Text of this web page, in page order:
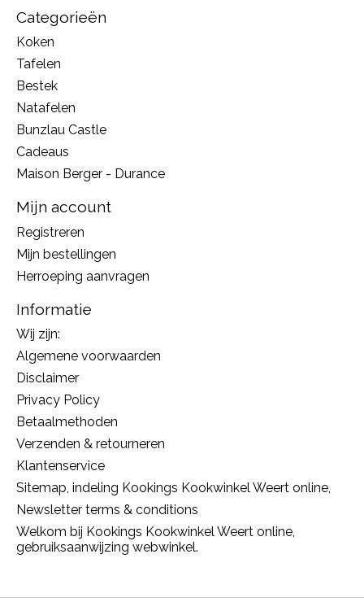
Categorieën
Koken
Tafelen
Bestek
Natafelen
Bunzlau Castle
Cadeaus
Maison Berger - Durance
Mijn account
Registreren
Mijn bestellingen
Herroeping aanvragen
Informatie
Wij zijn:
Algemene voorwaarden
Disclaimer
Privacy Policy
Betaalmethoden
Verzenden & retourneren
Klantenservice
Sitemap, indeling Kookings Kookwinkel Weert online,
Newsletter terms & conditions
Welkom bij Kookings Kookwinkel Weert online,
gebruiksaanwijzing webwinkel.